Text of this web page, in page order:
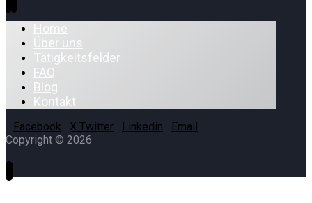
Home
Über uns
Tätigkeitsfelder
FAQ
Blog
Kontakt
Facebook X Twitter Linkedin
Email
Copyright © 2026